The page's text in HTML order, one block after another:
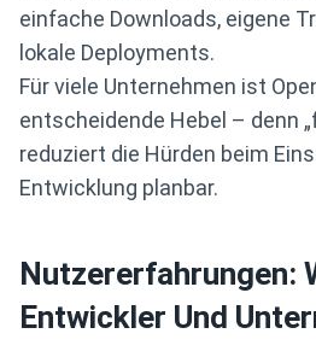
einfache Downloads, eigene
lokale Deployments.
Für viele Unternehmen ist
entscheidende Hebel – denn
reduziert die Hürden beim
Entwicklung planbar.
Nutzererfahrungen:
Entwickler Und